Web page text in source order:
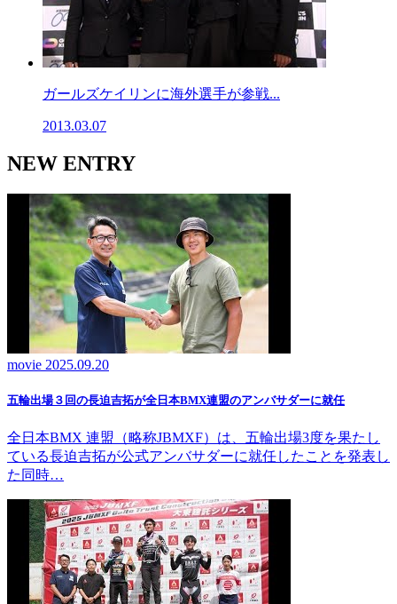
ガールズケイリンに海外選手が参戦...
2013.03.07
NEW ENTRY
movie 2025.09.20
五輪出場３回の長迫吉拓が全日本BMX連盟のアンバサダーに就任
全日本BMX 連盟（略称JBMXF）は、五輪出場3度を果たし
ている長迫吉拓が公式アンバサダーに就任したことを発表し
た同時…